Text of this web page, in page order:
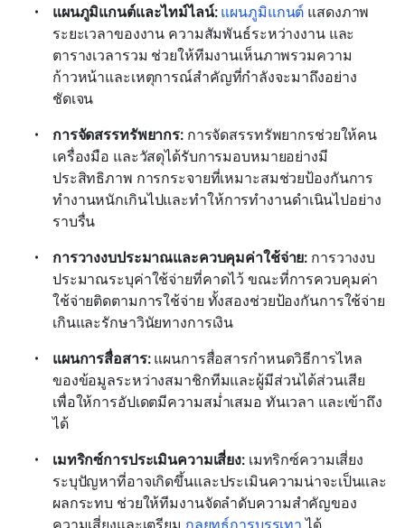
แผนภูมิแกนต์และไทม์ไลน์: แผนภูมิแกนต์ แสดงภาพ
ระยะเวลาของงาน ความสัมพันธ์ระหว่างงาน และ
ตารางเวลารวม ช่วยให้ทีมงานเห็นภาพรวมความ
ก้าวหน้าและเหตุการณ์สำคัญที่กำลังจะมาถึงอย่าง
ชัดเจน
การจัดสรรทรัพยากร: การจัดสรรทรัพยากรช่วยให้คน
เครื่องมือ และวัสดุได้รับการมอบหมายอย่างมี
ประสิทธิภาพ การกระจายที่เหมาะสมช่วยป้องกันการ
ทำงานหนักเกินไปและทำให้การทำงานดำเนินไปอย่าง
ราบรื่น
การวางงบประมาณและควบคุมค่าใช้จ่าย: การวางงบ
ประมาณระบุค่าใช้จ่ายที่คาดไว้ ขณะที่การควบคุมค่า
ใช้จ่ายติดตามการใช้จ่าย ทั้งสองช่วยป้องกันการใช้จ่าย
เกินและรักษาวินัยทางการเงิน
แผนการสื่อสาร: แผนการสื่อสารกำหนดวิธีการไหล
ของข้อมูลระหว่างสมาชิกทีมและผู้มีส่วนได้ส่วนเสีย
เพื่อให้การอัปเดตมีความสม่ำเสมอ ทันเวลา และเข้าถึง
ได้
เมทริกซ์การประเมินความเสี่ยง: เมทริกซ์ความเสี่ยง
ระบุปัญหาที่อาจเกิดขึ้นและประเมินความน่าจะเป็นและ
ผลกระทบ ช่วยให้ทีมงานจัดลำดับความสำคัญของ